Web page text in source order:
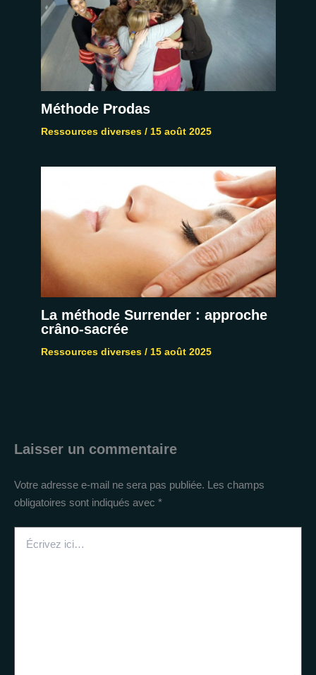
Méthode Prodas
Ressources diverses/ 15 août 2025
La méthode Surrender : approche
crâno-sacrée
Ressources diverses/ 15 août 2025
Laisser un commentaire
Votre adresse e-mail ne sera pas publiée. Les champs
obligatoires sont indiqués avec *
ici…